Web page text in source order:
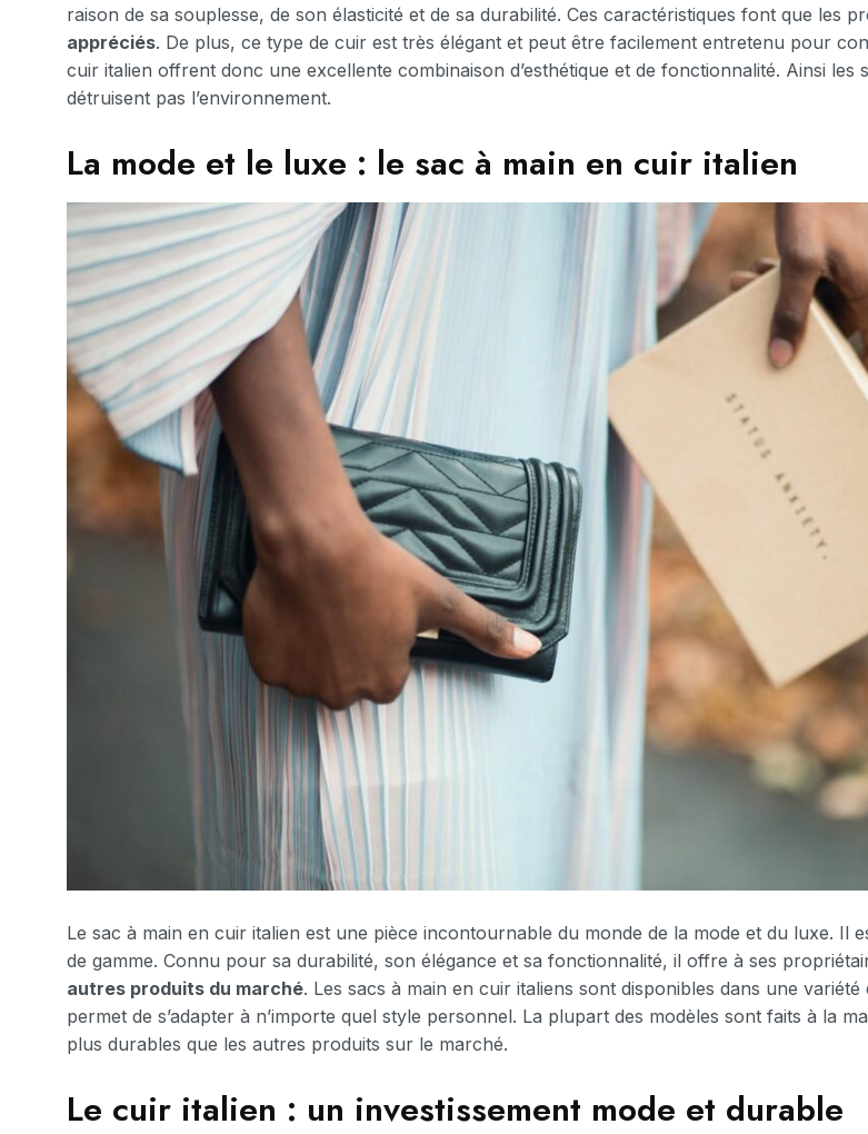
raison de sa souplesse, de son élasticité et de sa durabilité. Ces caractéristiques font que les
appréciés. De plus, ce type de cuir est très élégant et peut être facilement entretenu pour
cuir italien offrent donc une excellente combinaison d’esthétique et de fonctionnalité. Ainsi
détruisent pas l’environnement.
La mode et le luxe : le sac à main en cuir italien
Le sac à main en cuir italien est une pièce incontournable du monde de la mode et du luxe. Il
de gamme. Connu pour sa durabilité, son élégance et sa fonctionnalité, il offre à ses
autres produits du marché. Les sacs à main en cuir italiens sont disponibles dans une
permet de s’adapter à n’importe quel style personnel. La plupart des modèles sont faits à la
plus durables que les autres produits sur le marché.
Le cuir italien : un investissement mode et durable